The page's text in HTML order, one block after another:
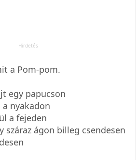
a Pom-pom.
egy papucson
nyakadon
a fejeden
száraz ágon billeg csendesen